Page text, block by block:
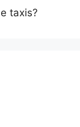
taxis?